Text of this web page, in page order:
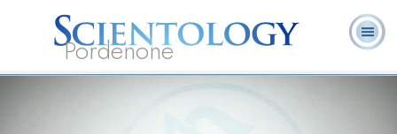
Pordenone
Volontari